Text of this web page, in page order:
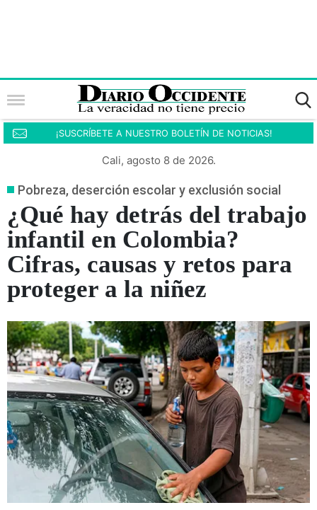
¡SUSCRÍBETE A NUESTRO BOLETÍN DE NOTICIAS!
Cali, agosto 8 de 2026.
Pobreza, deserción escolar y exclusión social
¿Qué hay detrás del trabajo
infantil en Colombia?
Cifras, causas y retos para
proteger a la niñez